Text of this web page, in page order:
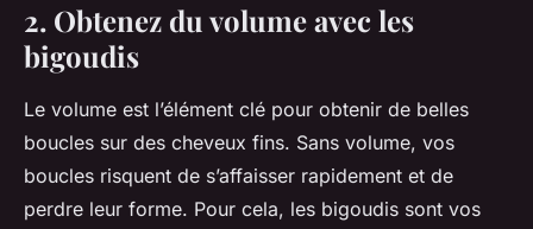
2. Obtenez du volume avec les
bigoudis
Le volume est l’élément clé pour obtenir de belles
boucles sur des cheveux fins. Sans volume, vos
boucles risquent de s’affaisser rapidement et de
perdre leur forme. Pour cela, les bigoudis sont vos